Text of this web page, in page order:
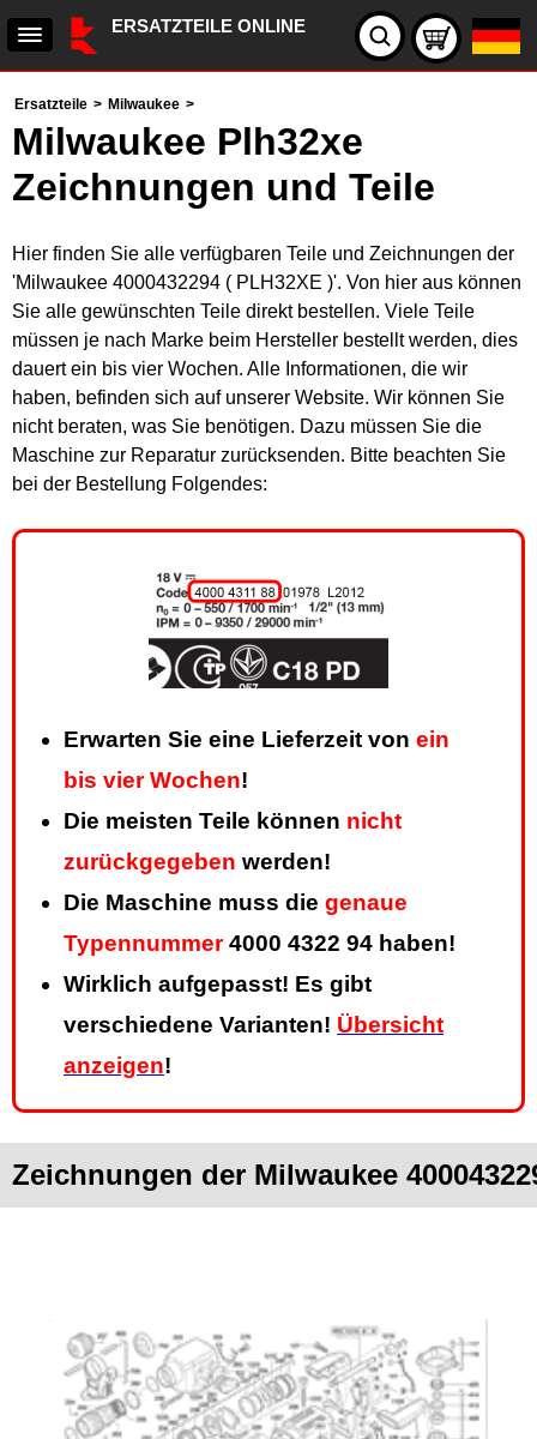
ERSATZTEILE ONLINE
Ersatzteile > Milwaukee >
Milwaukee Plh32xe
Zeichnungen und Teile
Hier finden Sie alle verfügbaren Teile und Zeichnungen der
'Milwaukee 4000432294 ( PLH32XE )'. Von hier aus können
Sie alle gewünschten Teile direkt bestellen. Viele Teile
müssen je nach Marke beim Hersteller bestellt werden, dies
dauert ein bis vier Wochen. Alle Informationen, die wir
haben, befinden sich auf unserer Website. Wir können Sie
nicht beraten, was Sie benötigen. Dazu müssen Sie die
Maschine zur Reparatur zurücksenden. Bitte beachten Sie
bei der Bestellung Folgendes:
Erwarten Sie eine Lieferzeit von ein
bis vier Wochen!
Die meisten Teile können nicht
zurückgegeben werden!
Die Maschine muss die genaue
Typennummer4000 4322 94 haben!
Wirklich aufgepasst! Es gibt
verschiedene Varianten! Übersicht
anzeigen!
Zeichnungen der Milwaukee